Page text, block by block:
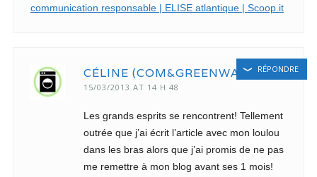
communication responsable | ELISE atlantique | Scoop.it
CÉLINE (COM&GREENWASHING)
15/03/2013 AT 14 H 48
Les grands esprits se rencontrent! Tellement
outrée que j’ai écrit l’article avec mon loulou
dans les bras alors que j’ai promis de ne pas
me remettre à mon blog avant ses 1 mois!
RÉPONDRE